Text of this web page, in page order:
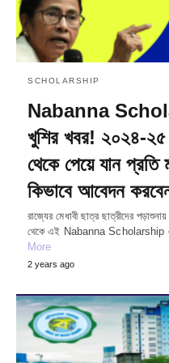
SCHOLARSHIP
Nabanna
খুশির খবর! ২০২৪-২৫
থেকে পেয়ে যান প্রতি
কিভাবে আবেদন
রাজ্যের মেধাবী ছাত্র ছাত্রীদের
থেকে এই Nabanna Scholarship
More
2 years ago